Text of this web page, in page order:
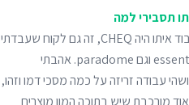
תסבירי למה
לקוח אחד? היו הרבה. אני חושבת שהלקוח שהכי נהנתי לעבוד איתו היה CHEQ, זה גם לקוח שעבדתי
איתו כמעט ישר מההתחלה, מאז שהגעתי לסטודיו. גם essentials וגם paradome. אהבתי
עבודה זריזה על כמה מסכי דמו וזהו,
מורכבת שיש בתוכה המון מוצרים